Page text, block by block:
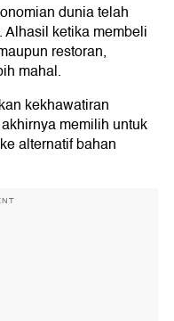
dunia telah
ketika membeli
restoran,
mahal.
kekhawatiran
memilih untuk
alternatif bahan